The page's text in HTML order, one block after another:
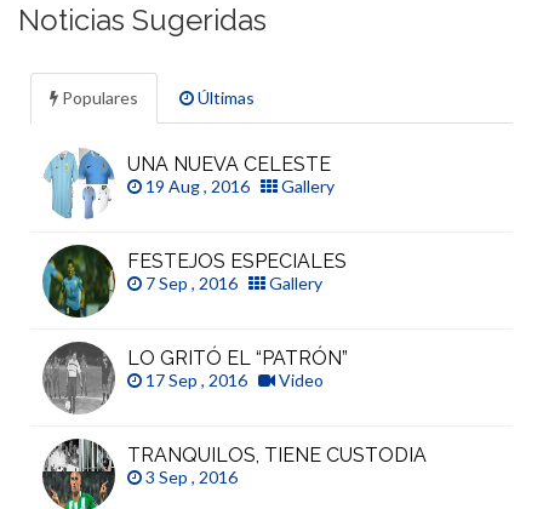
Noticias Sugeridas
Populares Últimas
UNA NUEVA CELESTE
19 Aug , 2016 Gallery
FESTEJOS ESPECIALES
7 Sep , 2016 Gallery
LO GRITÓ EL “PATRÓN”
17 Sep , 2016 Video
TRANQUILOS, TIENE CUSTODIA
3 Sep , 2016